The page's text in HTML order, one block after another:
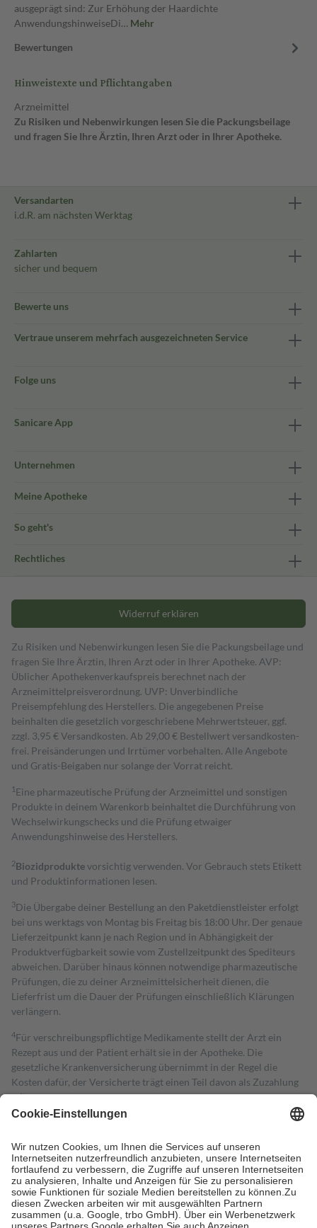
ausgeprägt sind: Zur Erhöhung der Haardichte
AnwendungshinweiseDi… Mehr
Bewertungen
Hinweistexte und Pflichtangaben
Arzneimittel
Zu Risiken und Nebenwirkungen lesen Sie die Packungsbeilage
und fragen Sie Ihre Ärztin, Ihren Arzt oder in Ihrer Apotheke.
Versandarten
i.d.R. am nächsten Werktag
Zahlarten
sicher und bequem
Bewerte uns
Vertraue unserem mehrfach ausgezeichneten Service
Folge uns
Sanicare App
Unternehmen
Meine Apotheke
So geht's
Rechtliches
Widerruf erklären
Zu Risiken und Nebenwirkungen lesen Sie die Packungsbeilage und
fragen Sie Ihre Ärztin, Ihren Arzt oder in Ihrer Apotheke. AVP:
Üblicher Apothekenverkaufspreis berechnet nach der
Arzneimittelpreisverordnung. UVP: Unverbindliche
Preisempfehlung des Herstellers. Die angegebenen Preise
beinhalten die gesetzlich vorgeschriebene Mehrwertsteuer, ggf.
zzgl. 3,95 € Versandkosten. Ab 29,00 € Bestell­wert versand­kosten­
frei. Preisänderungen und Irrtümer vorbehalten. Alle Angebote
und Gratis-Beigaben nur solange der Vorrat reicht.
1 Eine pharmazeutische Prüfung der Arzneimittel und sonstigen
Produkte in deinem Warenkorb beinhaltet die Durchführung von
Wechselwirkungschecks und die Prüfung etwaiger
Anwendungshinweise des Herstellers.
2Biozidproduktevorsichtig verwenden. Vor Gebrauch stets Etikett
und Produktinformationen lesen.
3Die Übergabe deiner Bestellung an den Paketdienstleister erfolgt
bei uns werktags von Montag bis Freitag bis 18:00 Uhr. Der genaue
Lieferzeitpunkt kann je nach Region und in Abhängigkeit der
Produktverfügbarkeit sowie vom Zustellzeitpunkt des Spediteurs
abweichen. Darüber hinaus können notwendige pharmazeutische
Prüfungen, die zu deiner Arzneimittelsicherheit dienen, die
Lieferfrist um die Dauer der Prüfungen einschließlich Klärungen
verlängern.
4Für verschreibungspflichtige Medikamente stellt der Arzt ein
Rezept aus und der Patient erhält sie in der Apotheke. Die
gesetzliche Krankenversicherung übernimmt in der Regel die
Kosten dafür, der Versicherte trägt einen Teil davon als Zuzahlung
mit.
Grundsätzlich leisten Mitglieder Zuzahlungen in Höhe von zehn
höchstens zehn Euro.
Es sind jedoch nie mehr als die tatsächlichen
Kosten der Leistung zu entrichten.
Diese Regeln gelten grundsätzlich auch für Online-Apotheken.
Bei Heilmitteln und häuslicher Krankenpflege beträgt die
Zuzahlung zehn Prozent der Kosten sowie zehn Euro je
Verordnung.